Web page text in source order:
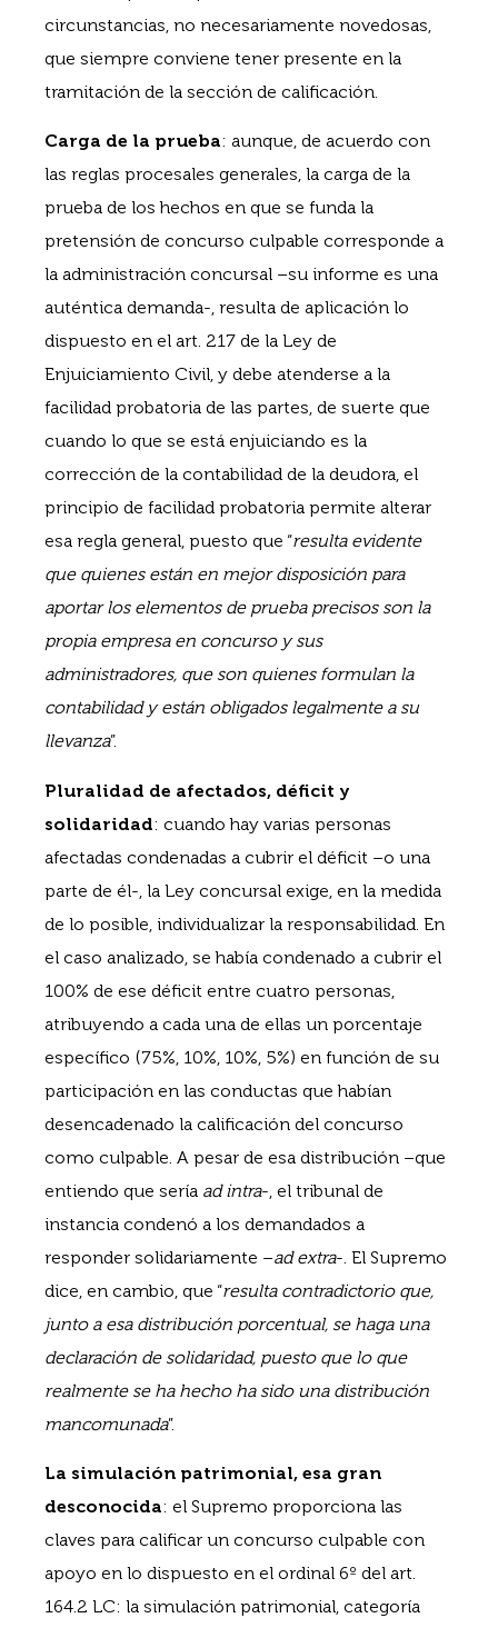
circunstancias, no necesariamente novedosas,
que siempre conviene tener presente en la
tramitación de la sección de calificación.
Carga de la prueba: aunque, de acuerdo con
las reglas procesales generales, la carga de la
prueba de los hechos en que se funda la
pretensión de concurso culpable corresponde a
la administración concursal –su informe es una
auténtica demanda-, resulta de aplicación lo
dispuesto en el art. 217 de la Ley de
Enjuiciamiento Civil, y debe atenderse a la
facilidad probatoria de las partes, de suerte que
cuando lo que se está enjuiciando es la
corrección de la contabilidad de la deudora, el
principio de facilidad probatoria permite alterar
esa regla general, puesto que “resulta evidente
que quienes están en mejor disposición para
aportar los elementos de prueba precisos son la
propia empresa en concurso y sus
administradores, que son quienes formulan la
contabilidad y están obligados legalmente a su
llevanza”.
Pluralidad de afectados, déficit y
solidaridad: cuando hay varias personas
afectadas condenadas a cubrir el déficit –o una
parte de él-, la Ley concursal exige, en la medida
de lo posible, individualizar la responsabilidad. En
el caso analizado, se había condenado a cubrir el
100% de ese déficit entre cuatro personas,
atribuyendo a cada una de ellas un porcentaje
específico (75%, 10%, 10%, 5%) en función de su
participación en las conductas que habían
desencadenado la calificación del concurso
como culpable. A pesar de esa distribución –que
entiendo que sería ad intra-, el tribunal de
instancia condenó a los demandados a
responder solidariamente –ad extra-. El Supremo
dice, en cambio, que “resulta contradictorio que,
junto a esa distribución porcentual, se haga una
declaración de solidaridad, puesto que lo que
realmente se ha hecho ha sido una distribución
mancomunada”.
La simulación patrimonial, esa gran
desconocida: el Supremo proporciona las
claves para calificar un concurso culpable con
apoyo en lo dispuesto en el ordinal 6º del art.
164.2 LC: la simulación patrimonial, categoría